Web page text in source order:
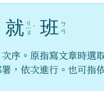
就 ㄐ
ㄧ
ㄡ
ˋ 班 ㄅ
ㄢ
序。原指寫文章時選
，依次進行。也可指